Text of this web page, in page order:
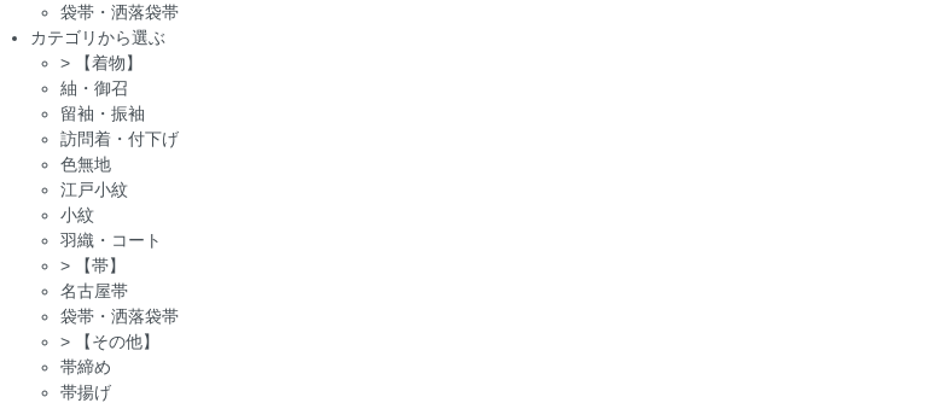
袋帯・洒落袋帯
カテゴリから選ぶ
>
【着物】
紬・御召
留袖・振袖
訪問着・付下げ
色無地
江戸小紋
小紋
羽織・コート
>
【帯】
名古屋帯
袋帯・洒落袋帯
>
【その他】
帯締め
帯揚げ